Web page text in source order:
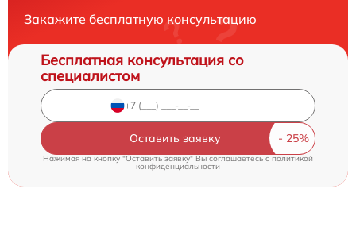
Закажите бесплатную консультацию
Бесплатная консультация со
специалистом
Оставить заявку
Нажимая на кнопку "Оставить заявку" Вы соглашаетесь cполитикой
конфиденциальности